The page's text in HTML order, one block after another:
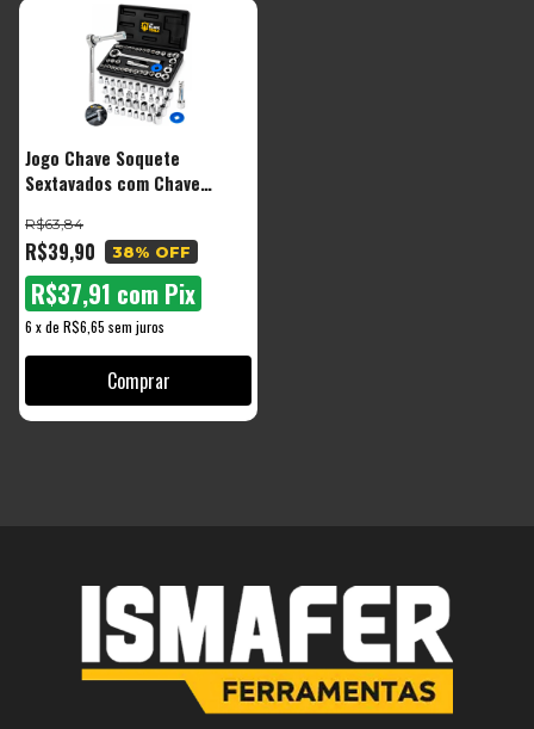
Jogo Chave Soquete
Sextavados com Chave
- The Black Tools
R$39,90
R$63,84
38% OFF
6 xde R$6,65 sem juros
R$37,91 com Pix